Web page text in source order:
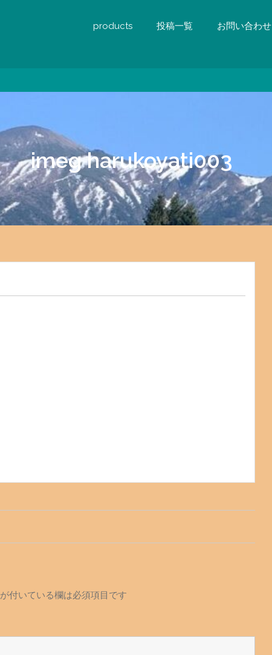
products 投稿一覧 お問い合わ
imeg harukoyati003
が付いている欄は必須項目です